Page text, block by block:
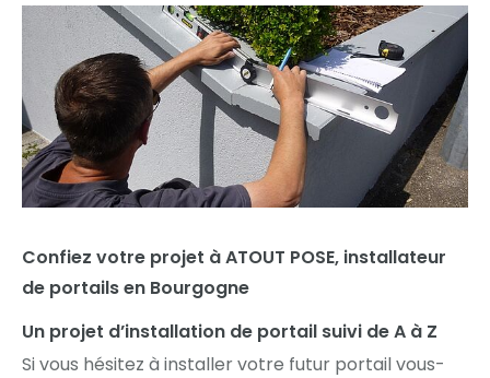
Confiez votre projet à ATOUT POSE, installateur
de portails en Bourgogne
Un projet d’installation de portail suivi de A à Z
Si vous hésitez à installer votre futur portail vous-